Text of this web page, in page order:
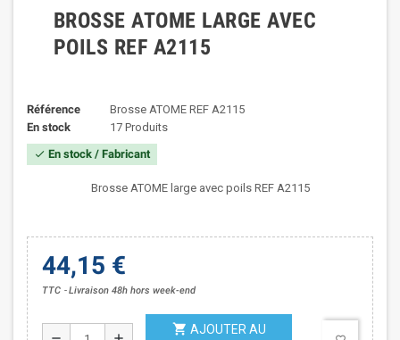
BROSSE ATOME LARGE AVEC
POILS REF A2115
Référence
Brosse ATOME REF A2115
En stock
17 Produits
check En stock / Fabricant
Brosse ATOME large avec poils REF A2115
44,15 €
TTC Livraison 48h hors week-end
shopping_cart AJOUTER AU